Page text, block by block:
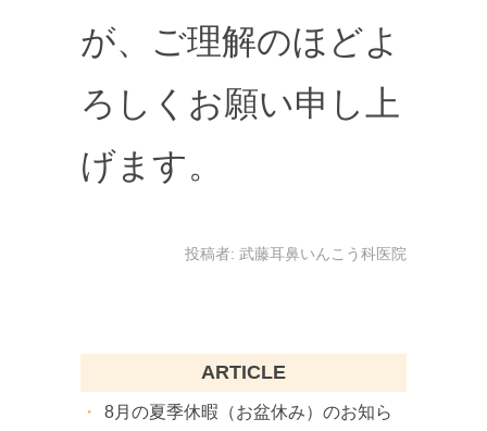
が、ご理解のほどよ
ろしくお願い申し上
げます。
投稿者: 武藤耳鼻いんこう科医院
ARTICLE
8月の夏季休暇（お盆休み）のお知ら